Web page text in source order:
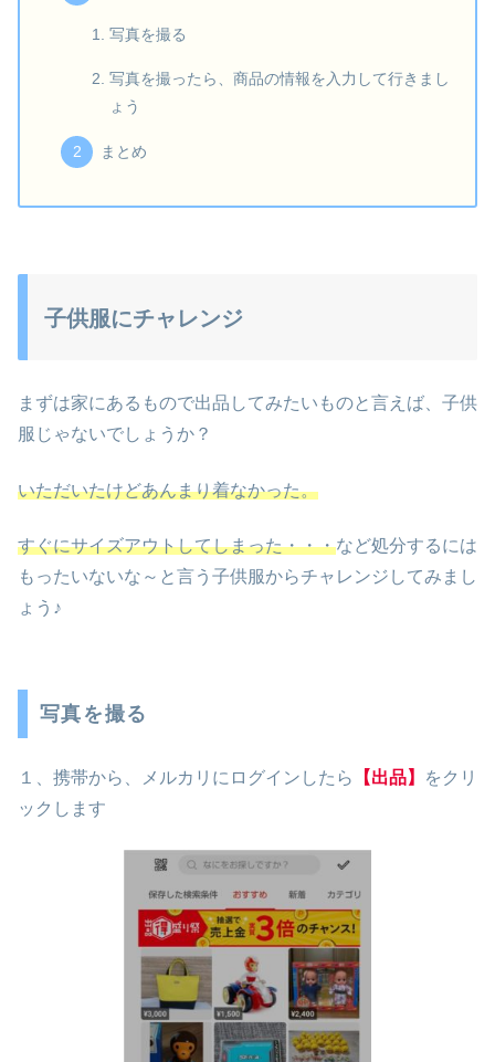
写真を撮る
写真を撮ったら、商品の情報を入力して行きまし
ょう
まとめ
子供服にチャレンジ
まずは家にあるもので出品してみたいものと言えば、子供
服じゃないでしょうか？
いただいたけどあんまり着なかった。
すぐにサイズアウトしてしまった・・・など処分するには
もったいないな～と言う子供服からチャレンジしてみまし
ょう♪
写真を撮る
１、携帯から、メルカリにログインしたら 【出品】
をクリ
ックします